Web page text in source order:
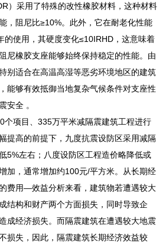
）采用了特殊的改性橡胶材料，这种材料
，阻尼比≥10%。此外，它在耐老化性能
的使用，其硬度变化≤10IRHD，这意味着
尼橡胶支座能够始终保持稳定的性能。由
别适合在高温高湿等恶劣环境地区的建筑
能够有效抵御当地复杂气候条件对支座性
安全 。
个项目、335万平米减隔震建筑工程进行
提高的前提下，九度抗震设防区采用减隔
5%左右；八度设防区工程造价略降低或
加，通常增加约100元/平方米。从长期经
费用—效益分析来看，建筑物若遭遇较大
结构和财产两个方面损失，同时导致企
成经济损失。而隔震建筑在遭遇较大地震
损失，因此，隔震建筑长期经济效益较